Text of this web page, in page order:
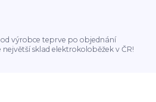
výrobce teprve po objednání
sklad elektrokoloběžek v ČR!